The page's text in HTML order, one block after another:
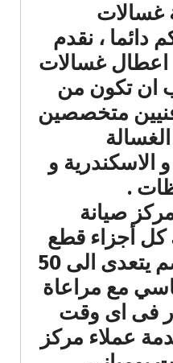
غسالات
دائما ، نقدم
اعطال غسالات
ان تكون من
متخصصين
الاسكندرية و
.
صيانة
كل أجزاء قطع
الغيار الاصلية بخصم يتعدى الى 50
مع مراعاة
فى اى وقت
عملاء مركز